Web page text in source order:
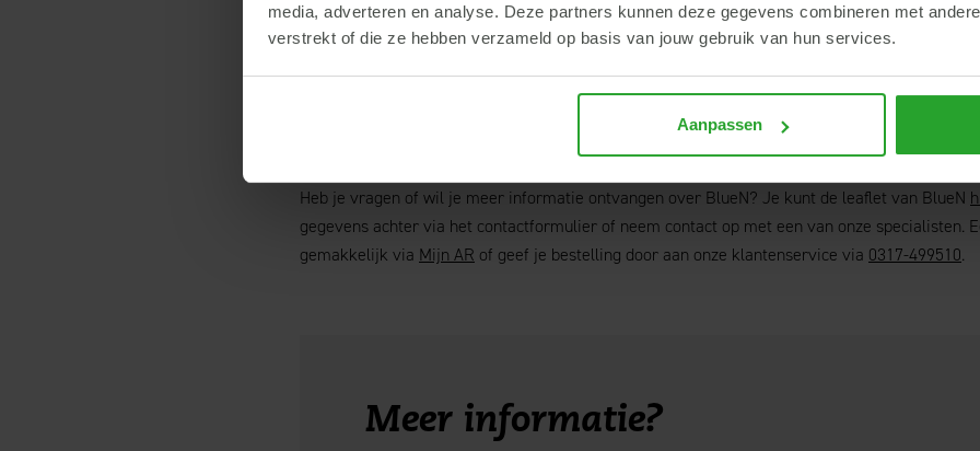
media, adverteren en analyse. Deze partners kunnen deze gegevens combineren met
verstrekt of die ze hebben verzameld op basis van jouw gebruik van hun services.
Aanpassen
Meer weten of bestellen?
Heb je vragen of wil je meer informatie ontvangen over BlueN? Je kunt de leaflet van BlueN
gegevens achter via het contactformulier of neem contact op met een van onze specialisten.
gemakkelijk via Mijn AR of geef je bestelling door aan onze klantenservice via 0317-499510.
Meer informatie?